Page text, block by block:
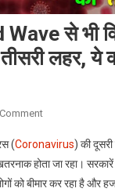
से भी
लहर, ये
On
Second
Wave
से
(Coronavirus) की
खतरनाक होता जा रहा।
को बीमार कर रहा है और